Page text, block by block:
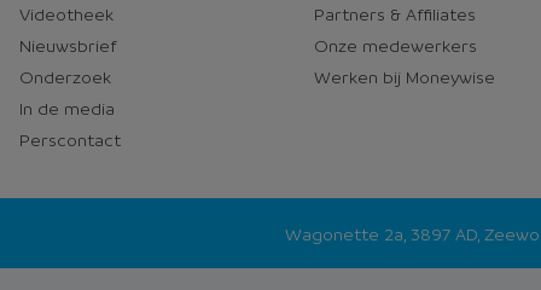
Videotheek
Nieuwsbrief
Onderzoek
In de media
Perscontact
Partners & Affiliates
Onze medewerkers
Werken bij Moneywise
Wagonette 2a, 3897 AD,